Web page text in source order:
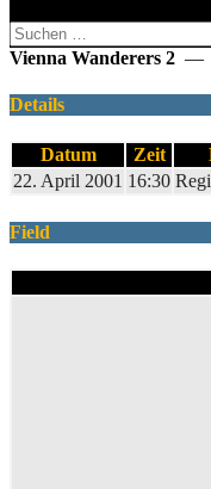
Suchen
nach:
Vienna Wanderers 2 —
Details
Datum Zeit
22. April 2001 16:30
Field